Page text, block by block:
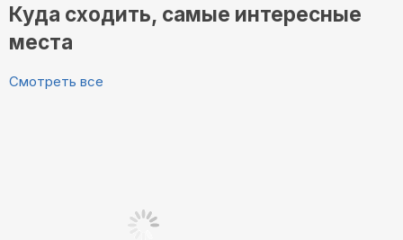
Куда сходить, самые интересные
места
Смотреть все